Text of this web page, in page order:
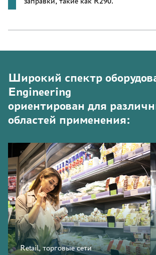
Широкий спектр
Engineering
ориентирован для
областей применения:
Retail, торговые сети